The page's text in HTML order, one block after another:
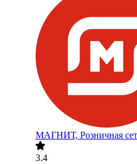
МАГНИТ, Розничная
3.4